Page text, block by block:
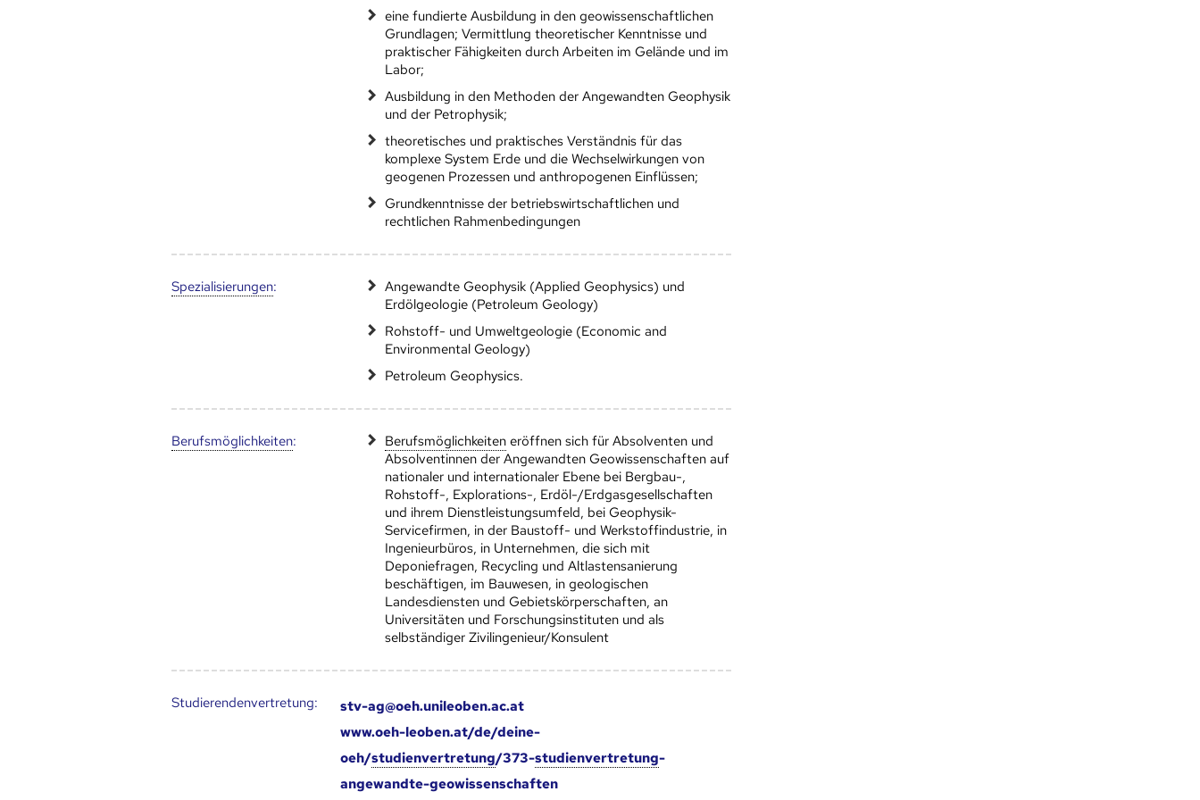
eine fundierte Ausbildung in den geowissenschaftlichen
Grundlagen; Vermittlung theoretischer Kenntnisse und
praktischer Fähigkeiten durch Arbeiten im Gelände und im
Labor;
Ausbildung in den Methoden der Angewandten Geophysik
und der Petrophysik;
theoretisches und praktisches Verständnis für das
komplexe System Erde und die Wechselwirkungen von
geogenen Prozessen und anthropogenen Einflüssen;
Grundkenntnisse der betriebswirtschaftlichen und
rechtlichen Rahmenbedingungen
Speziali­sierungen:
Angewandte Geophysik (Applied Geophysics) und
Erdölgeologie (Petroleum Geology)
Rohstoff- und Umweltgeologie (Economic and
Environmental Geology)
Petroleum Geophysics.
Berufs­möglich­keiten: Berufs­möglich­keiteneröffnen sich für Absolventen und
Absolventinnen der Angewandten Geowissenschaften auf
nationaler und internationaler Ebene bei Bergbau-,
Rohstoff-, Explorations-, Erdöl-/Erdgasgesellschaften
und ihrem Dienstleistungsumfeld, bei Geophysik-
Servicefirmen, in der Baustoff- und Werkstoffindustrie, in
Ingenieurbüros, in Unternehmen, die sich mit
Deponiefragen, Recycling und Altlastensanierung
beschäftigen, im Bauwesen, in geologischen
Landesdiensten und Gebietskörperschaften, an
Universitäten und Forschungsinstituten und als
selbständiger Zivilingenieur/Konsulent
Studierendenvertretung:
stv-ag@oeh.unileoben.ac.at
www.oeh-leoben.at/de/deine-
oeh/studienvertretung/373-studienvertretung-
angewandte-geowissenschaften